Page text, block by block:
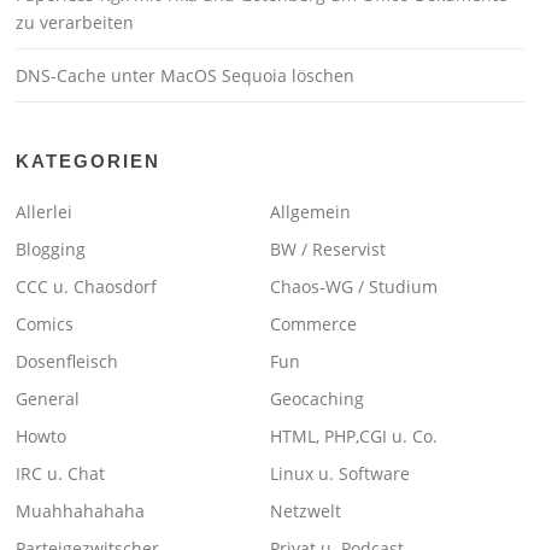
zu verarbeiten
DNS-Cache unter MacOS Sequoia löschen
KATEGORIEN
Allerlei
Allgemein
Blogging
BW / Reservist
CCC u. Chaosdorf
Chaos-WG / Studium
Comics
Commerce
Dosenfleisch
Fun
General
Geocaching
Howto
HTML, PHP,CGI u. Co.
IRC u. Chat
Linux u. Software
Muahhahahaha
Netzwelt